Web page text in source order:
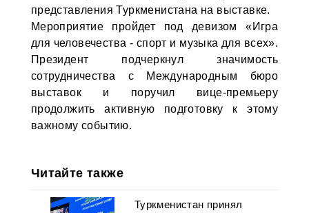
представления Туркменистана на выставке.
Мероприятие пройдет под девизом «Игра
для человечества - спорт и музыка для всех».
Президент подчеркнул значимость
сотрудничества с Международным бюро
выставок и поручил вице-премьеру
продолжить активную подготовку к этому
важному событию.
Читайте также
Туркменистан принял